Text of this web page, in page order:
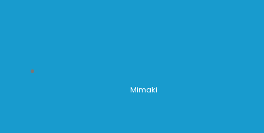
Mimaki